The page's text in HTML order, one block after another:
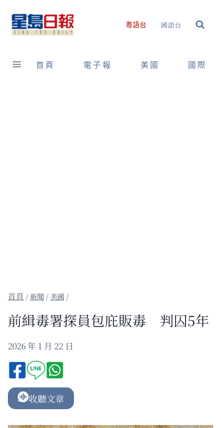
content
粵語台 國語台
首頁 電子報 美國 國際
/新聞 / 美國 /
前緝毒署探員包庇販毒 判囚5年
2026 年 1 月 22 日
收聽文章